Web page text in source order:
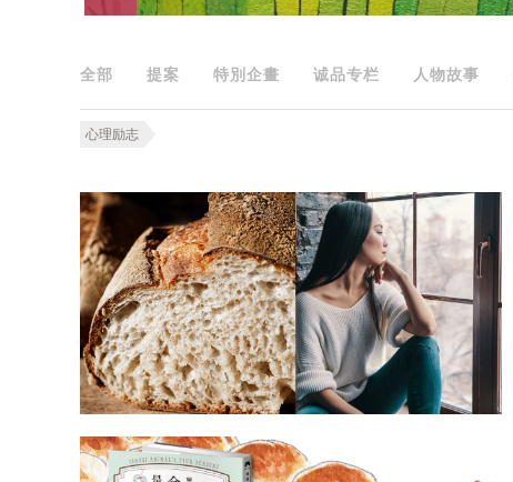
全部 提案 特別企畫 诚品专栏 人物故事
心理励志